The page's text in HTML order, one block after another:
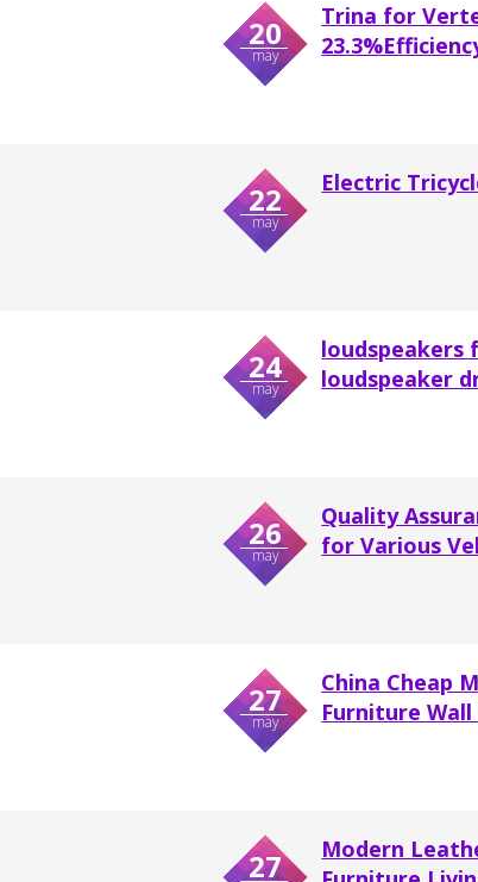
20
may
Trina for
22
may
Electric
24
may
loudspeakers
loudspeaker
26
may
Quality
for Various
27
may
China Cheap
Furniture
27
Modern